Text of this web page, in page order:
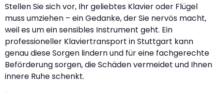
Stellen Sie sich vor, Ihr geliebtes Klavier oder Flügel
muss umziehen – ein Gedanke, der Sie nervös macht,
weil es um ein sensibles Instrument geht. Ein
professioneller Klaviertransport in Stuttgart kann
genau diese Sorgen lindern und für eine fachgerechte
Beförderung sorgen, die Schäden vermeidet und Ihnen
innere Ruhe schenkt.